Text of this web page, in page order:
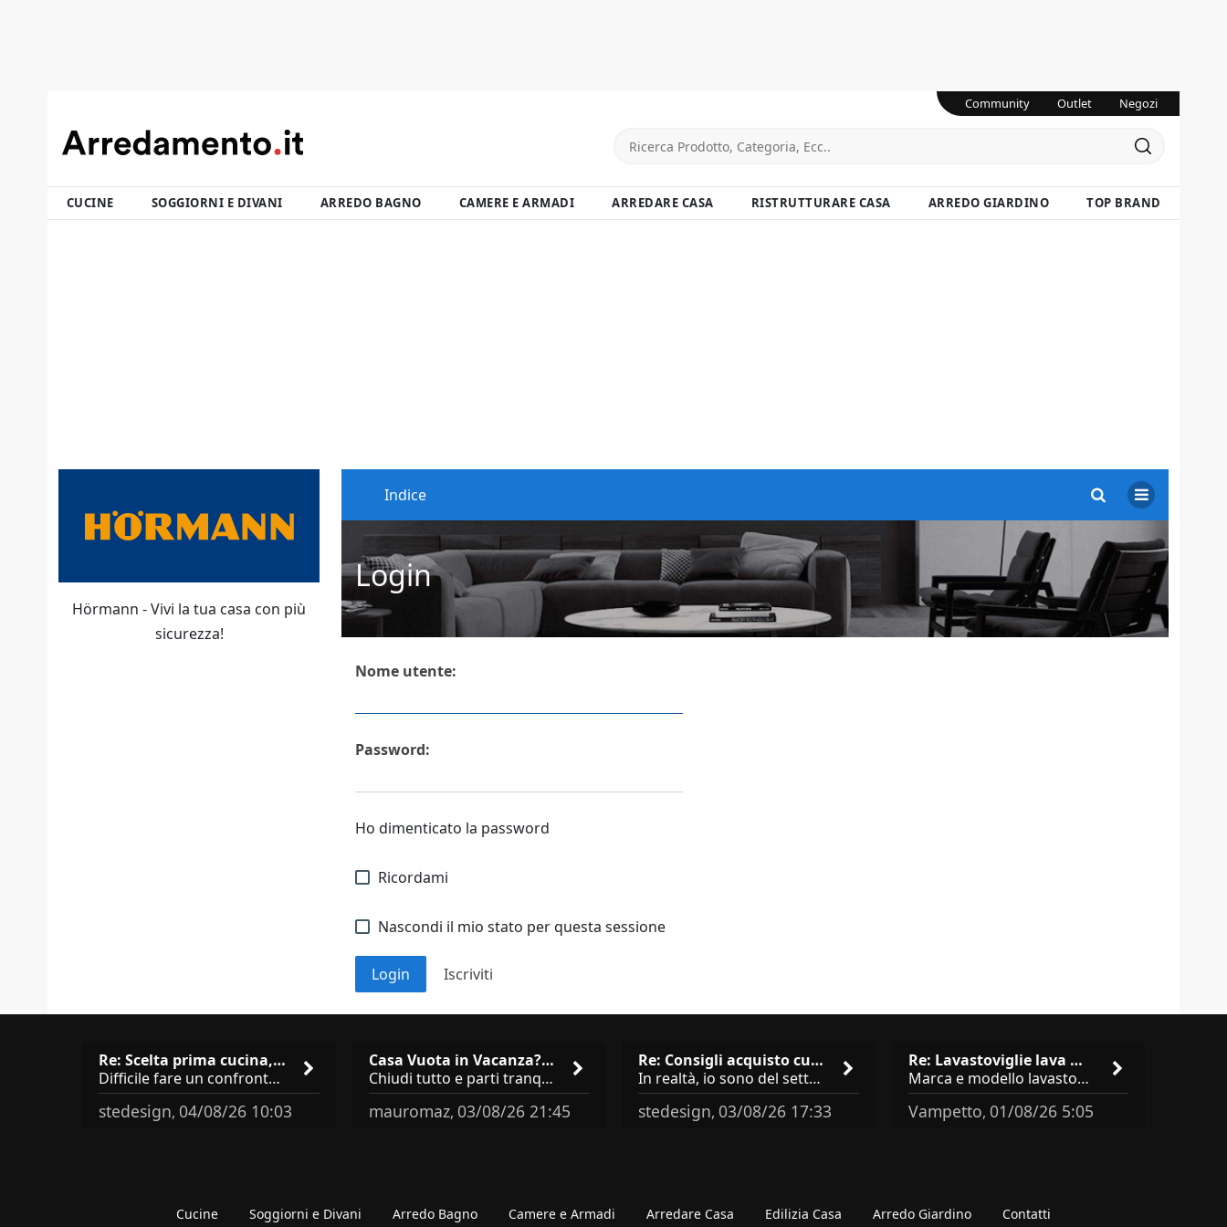
Community Outlet Negozi
CUCINE SOGGIORNI E DIVANI ARREDO BAGNO CAMERE E ARMADI ARREDARE CASA RISTRUTTURARE CASA ARREDO GIARDINO TOP BRAND
Indice
Login
Nome utente:
Password:
Ho dimenticato la password
Ricordami
Nascondi il mio stato per questa sessione
Login Iscriviti
Hörmann - Vivi la tua casa con più
sicurezza!
Re: Scelta prima cucina, Modu…
Difficile fare un confronto! Da Veneta hai aggiunto i pensili a tutta altezza e una colonna dispensa da 30, che da soli
stedesign, 04/08/26 10:03
Casa Vuota in Vacanza? I 3 Er…
Chiudi tutto e parti tranquillo? Sbagliato. Ci sono 3 comportamenti che dicono ai ladri &quot;sono via per due settimane
mauromaz, 03/08/26 21:45
Re: Consigli acquisto cucina …
In realtà, io sono del settore e collaboro con vari negozi, ti possono dire che sono tutti brand abbastanza simili come
stedesign, 03/08/26 17:33
Re: Lavastoviglie lava male: …
Marca e modello lavastoviglie? Programma e Deterisvo utilizzato ? Decalcificatore è regolato in in base alla durezza
Vampetto, 01/08/26 5:05
Cucine Soggiorni e Divani Arredo Bagno Camere e Armadi Arredare Casa Edilizia Casa Arredo Giardino Contatti